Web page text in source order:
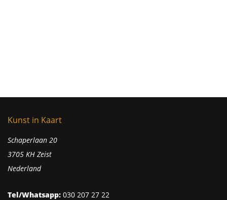
Kunst in Kaart
Schaperlaan 20
3705 KH Zeist
Nederland
Tel/Whatsapp: 030 207 27 22